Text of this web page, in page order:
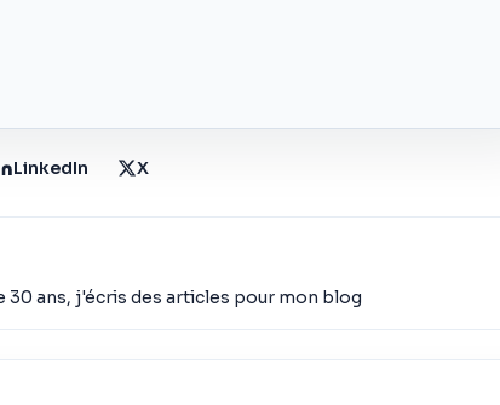
LinkedIn X
30 ans, j'écris des articles pour mon blog